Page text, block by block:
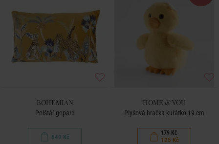
BOHEMIAN
Polštář gepard
849 Kč
HOME & YOU
Plyšová hračka kuřátko 19 cm
179 Kč
125 Kč